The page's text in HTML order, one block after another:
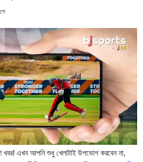
খবর! এখন আপনি শুধু খেলাটাই উপভোগ করবেন না,